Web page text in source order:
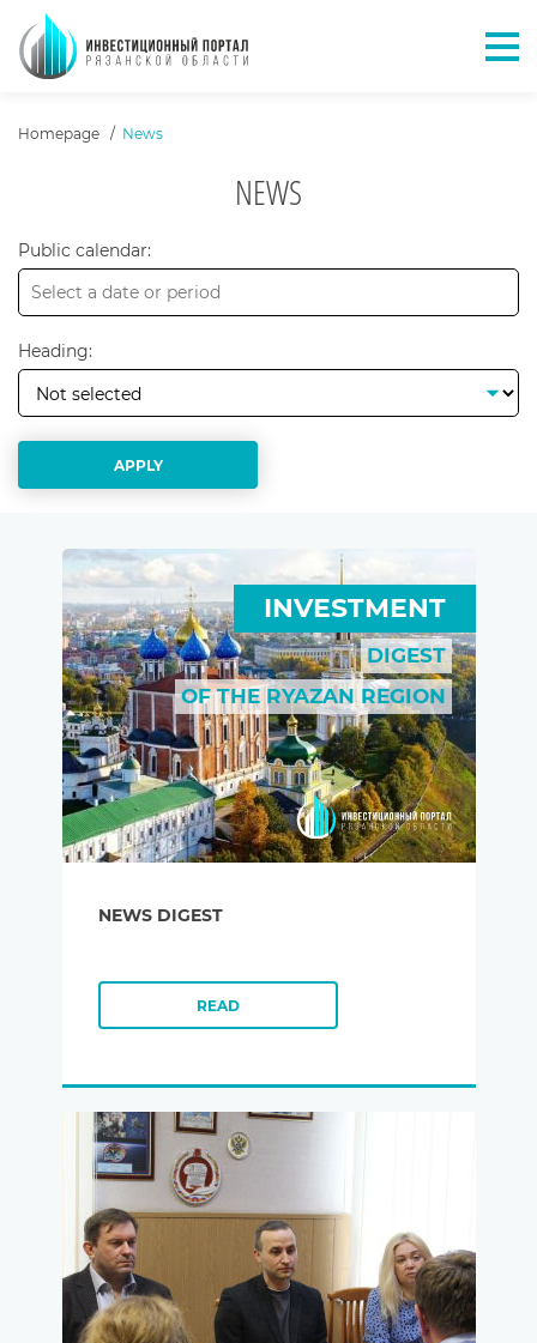
ХЛЕБНЫЕ КРОШКИ
Homepage News
NEWS
Public calendar:
Heading:
APPLY
NEWS
INVESTMENT
DIGEST
OF THE RYAZAN REGION
NEWS DIGEST
READ